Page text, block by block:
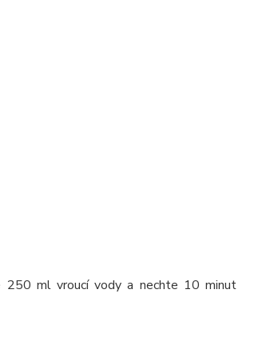
250 ml vroucí vody a nechte 10 minut